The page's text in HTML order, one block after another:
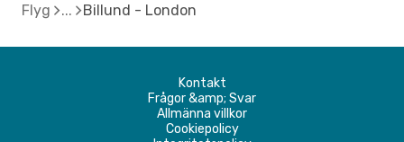
Flyg Billund - London
Kontakt
Frågor &amp; Svar
Allmänna villkor
Cookiepolicy